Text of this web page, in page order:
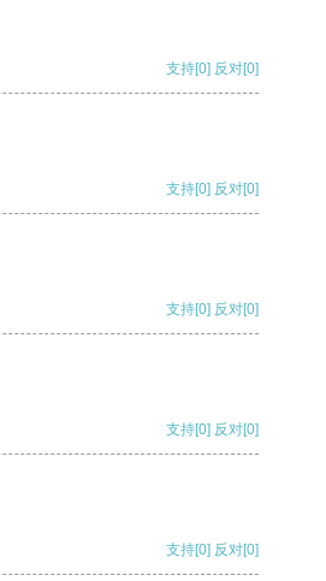
支持[0] 反对[0]
支持[0] 反对[0]
支持[0] 反对[0]
支持[0] 反对[0]
支持[0] 反对[0]